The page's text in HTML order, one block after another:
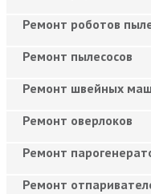
Ремонт роботов
Ремонт пылесосов
Ремонт швейных
Ремонт оверлоков
Ремонт
Ремонт